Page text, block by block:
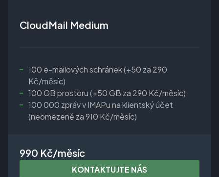
CloudMail Medium
100 e-mailových schránek (+50 za 290
Kč/měsíc)
100 GB prostoru (+50 GB za 290 Kč/měsíc)
100 000 zpráv v IMAPu na klientský účet
(neomezeně za 910 Kč/měsíc)
990 Kč/měsíc
KONTAKTUJTE NÁS